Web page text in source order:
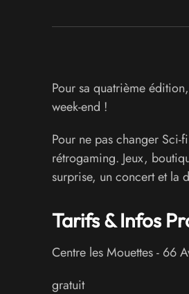
Pour sa quatrième édition,
week-end !
Pour ne pas changer Sci-
rétrogaming. Jeux,
surprise, un concert et la
Tarifs & Infos
Centre les Mouettes- 66
gratuit